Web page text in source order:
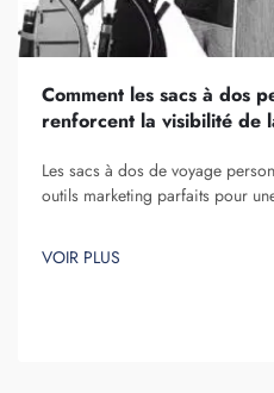
Comment les sacs à dos
renforcent la visibilité de
Les sacs à dos de voyage
outils marketing parfaits pour
porte votre sac à dos sur elle...
VOIR PLUS